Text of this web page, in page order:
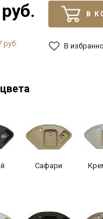
руб.
В
В
Сафари